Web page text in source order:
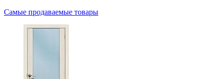
Самые продаваемые товары